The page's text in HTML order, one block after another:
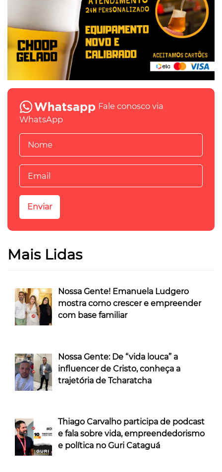
Fale conosco via
WhatsApp
Mais Lidas
Nossa Gente! Emanuela Ludgero
mostra como crescer e empreender
com base familiar
Nossa Gente: De “vida louca” a
influencer de Cristo, conheça a
trajetória de Tcharatcha
Thiago Carvalho participa de podcast
e fala sobre vida, empreendedorismo
e política no Guri Cataguá